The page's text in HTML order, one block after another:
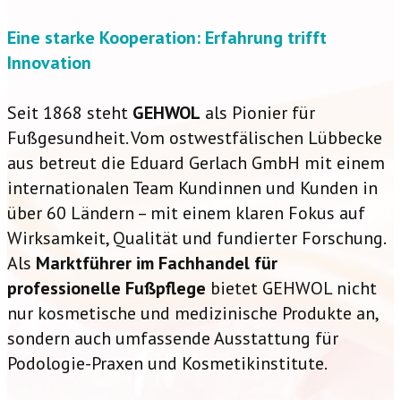
Eine starke Kooperation: Erfahrung trifft
Innovation
Seit 1868 steht GEHWOL als Pionier für
Fußgesundheit. Vom ostwestfälischen Lübbecke
aus betreut die Eduard Gerlach GmbH mit einem
internationalen Team Kundinnen und Kunden in
über 60 Ländern – mit einem klaren Fokus auf
Wirksamkeit, Qualität und fundierter Forschung.
Als Marktführer im Fachhandel für
professionelle Fußpflege bietet GEHWOL nicht
nur kosmetische und medizinische Produkte an,
sondern auch umfassende Ausstattung für
Podologie-Praxen und Kosmetikinstitute.